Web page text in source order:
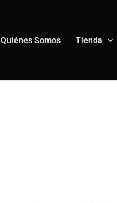
Quiénes Somos Tienda